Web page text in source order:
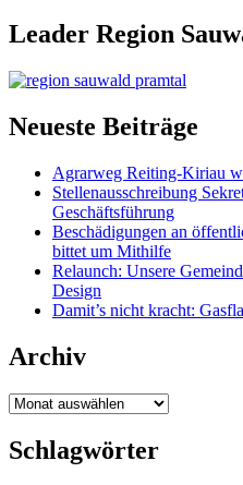
Leader Region
Neueste Beiträge
Agrarweg Reiting-Kiriau
Stellenausschreibung
Geschäftsführung
Beschädigungen an
bittet um Mithilfe
Relaunch: Unsere
Design
Damit’s nicht kracht:
Archiv
Archiv
Schlagwörter